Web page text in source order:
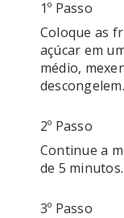
1º Passo
Coloque as
açúcar em
médio,
2º Passo
Continue a
3º Passo